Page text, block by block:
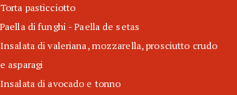
Torta pasticciotto
Paella di funghi - Paella de setas
Insalata di valeriana, mozzarella, prosciutto crudo
e asparagi
Insalata di avocado e tonno